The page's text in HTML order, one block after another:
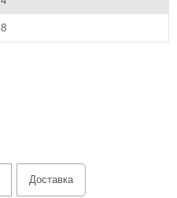
8
Доставка